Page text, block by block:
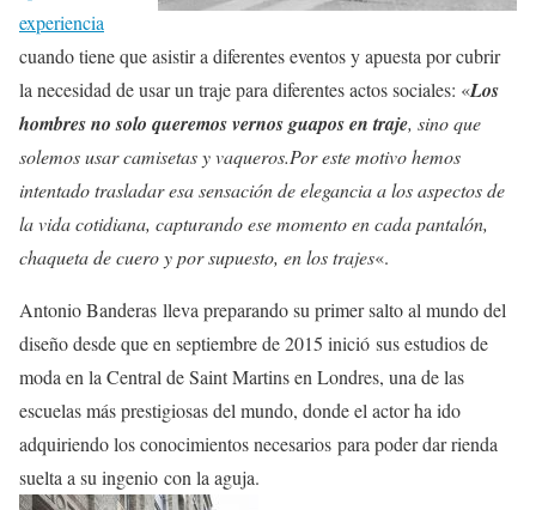
experiencia
cuando tiene que asistir a diferentes eventos y apuesta por cubrir
la necesidad de usar un traje para diferentes actos sociales: «Los
hombres no solo queremos vernos guapos en traje, sino que
solemos usar camisetas y vaqueros.Por este motivo hemos
intentado trasladar esa sensación de elegancia a los aspectos de
la vida cotidiana, capturando ese momento en cada pantalón,
chaqueta de cuero y por supuesto, en los trajes«.
Antonio Banderas lleva preparando su primer salto al mundo del
diseño desde que en septiembre de 2015 inició sus estudios de
moda en la Central de Saint Martins en Londres, una de las
escuelas más prestigiosas del mundo, donde el actor ha ido
adquiriendo los conocimientos necesarios para poder dar rienda
suelta a su ingenio con la aguja.